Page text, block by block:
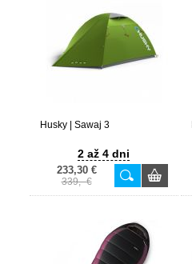
Husky | Sawaj 3
2 až 4 dni
233,30 €
339,- €